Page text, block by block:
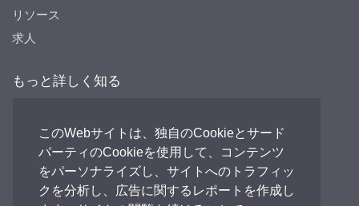
このWebサイトは、独自のCookieとサード
パーティのCookieを使用して、コンテンツ
をパーソナライズし、サイトへのトラフィッ
クを分析し、広告に関するレポートを作成し
リソース
求人
もっと詳しく知る
Peak HQ tel:+44 141 812 8100
PEAK Japan tel:+81 (0)3-6825-4525